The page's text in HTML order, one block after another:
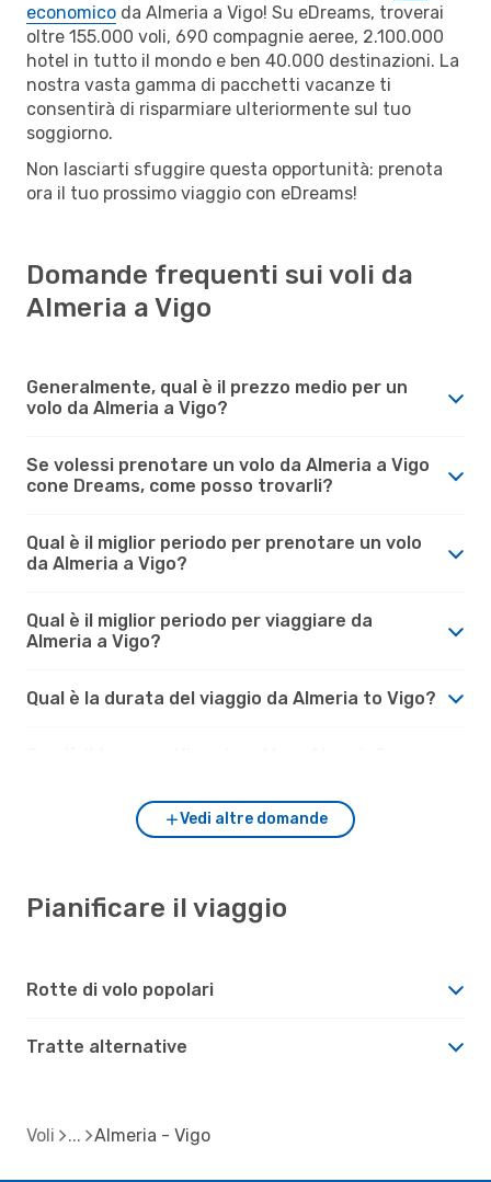
economico da Almeria a Vigo! Su eDreams, troverai
oltre 155.000 voli, 690 compagnie aeree, 2.100.000
hotel in tutto il mondo e ben 40.000 destinazioni. La
nostra vasta gamma di pacchetti vacanze ti
consentirà di risparmiare ulteriormente sul tuo
soggiorno.
Non lasciarti sfuggire questa opportunità: prenota
ora il tuo prossimo viaggio con eDreams!
Domande frequenti sui voli da
Almeria a Vigo
Generalmente, qual è il prezzo medio per un
volo da Almeria a Vigo?
Se volessi prenotare un volo da Almeria a Vigo
cone Dreams, come posso trovarli?
Qual è il miglior periodo per prenotare un volo
da Almeria a Vigo?
Qual è il miglior periodo per viaggiare da
Almeria a Vigo?
Qual è la durata del viaggio da Almeria to Vigo?
Vedi altre domande
Pianificare il viaggio
Rotte di volo popolari
Tratte alternative
Voli Almeria - Vigo